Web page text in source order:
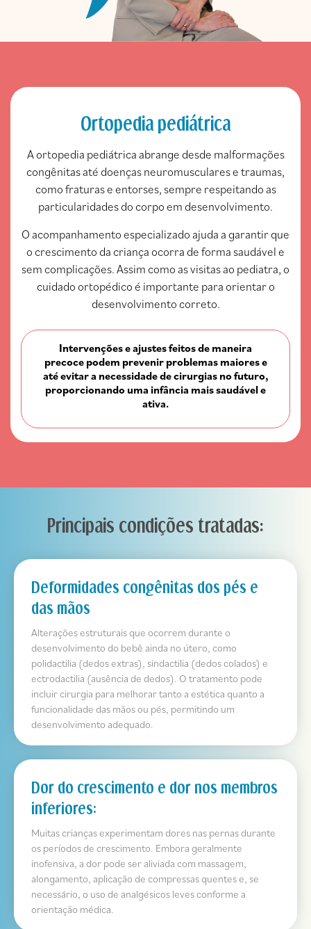
Ortopedia pediátrica
A ortopedia pediátrica abrange desde malformações
congênitas até doenças neuromusculares e traumas,
como fraturas e entorses, sempre respeitando as
particularidades do corpo em desenvolvimento.
O acompanhamento especializado ajuda a garantir que
o crescimento da criança ocorra de forma saudável e
sem complicações. Assim como as visitas ao pediatra, o
cuidado ortopédico é importante para orientar o
desenvolvimento correto.
Intervenções e ajustes feitos de maneira
precoce podem prevenir problemas maiores e
até evitar a necessidade de cirurgias no futuro,
proporcionando uma infância mais saudável e
ativa.
Principais condições tratadas:
Deformidades congênitas dos pés e
das mãos
Alterações estruturais que ocorrem durante o
desenvolvimento do bebê ainda no útero, como
polidactilia (dedos extras), sindactilia (dedos colados) e
ectrodactilia (ausência de dedos). O tratamento pode
incluir cirurgia para melhorar tanto a estética quanto a
funcionalidade das mãos ou pés, permitindo um
desenvolvimento adequado.
Dor do crescimento e dor nos membros
inferiores:
Muitas crianças experimentam dores nas pernas durante
os períodos de crescimento. Embora geralmente
inofensiva, a dor pode ser aliviada com massagem,
alongamento, aplicação de compressas quentes e, se
necessário, o uso de analgésicos leves conforme a
orientação médica.